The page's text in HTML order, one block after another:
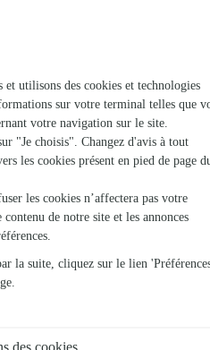
à Vernais et dans